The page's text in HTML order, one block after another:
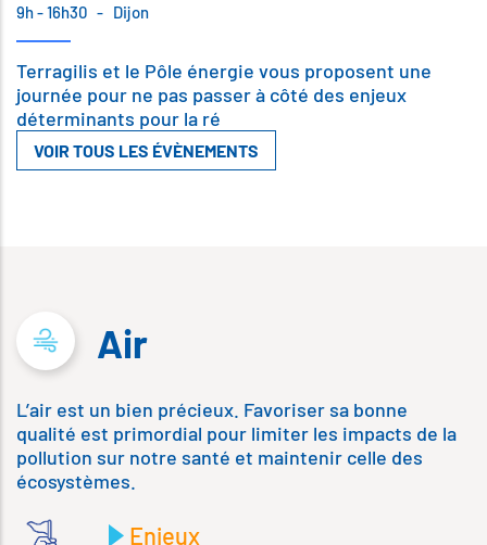
9h - 16h30 - Dijon
Terragilis et le Pôle énergie vous proposent une
journée pour ne pas passer à côté des enjeux
déterminants pour la ré
VOIR TOUS LES ÉVÈNEMENTS
Air
L’air est un bien précieux. Favoriser sa bonne
qualité est primordial pour limiter les impacts de la
pollution sur notre santé et maintenir celle des
écosystèmes.
Enjeux